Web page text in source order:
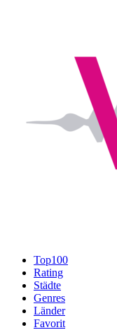
Top100
Rating
Städte
Genres
Länder
Favorit